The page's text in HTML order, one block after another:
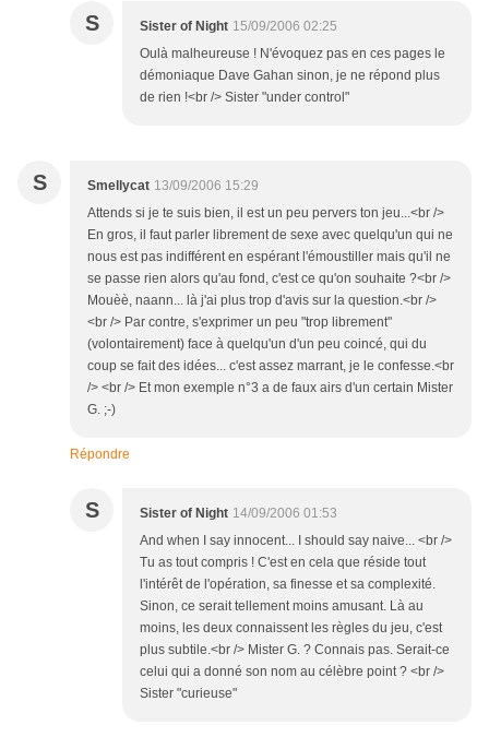
S Sister of Night 15/09/2006 02:25
Oulà malheureuse ! N'évoquez pas en ces pages le
démoniaque Dave Gahan sinon, je ne répond plus
de rien !<br /> Sister "under control"
S Smellycat 13/09/2006 15:29
Attends si je te suis bien, il est un peu pervers ton jeu...<br />
En gros, il faut parler librement de sexe avec quelqu'un qui ne
nous est pas indifférent en espérant l'émoustiller mais qu'il ne
se passe rien alors qu'au fond, c'est ce qu'on souhaite ?<br />
Mouèè, naann... là j'ai plus trop d'avis sur la question.<br />
<br /> Par contre, s'exprimer un peu "trop librement"
(volontairement) face à quelqu'un d'un peu coincé, qui du
coup se fait des idées... c'est assez marrant, je le confesse.<br
/> <br /> Et mon exemple n°3 a de faux airs d'un certain Mister
G. ;-)
Répondre
S Sister of Night 14/09/2006 01:53
And when I say innocent... I should say naive... <br />
Tu as tout compris ! C'est en cela que réside tout
l'intérêt de l'opération, sa finesse et sa complexité.
Sinon, ce serait tellement moins amusant. Là au
moins, les deux connaissent les règles du jeu, c'est
plus subtile.<br /> Mister G. ? Connais pas. Serait-ce
celui qui a donné son nom au célèbre point ? <br />
Sister "curieuse"